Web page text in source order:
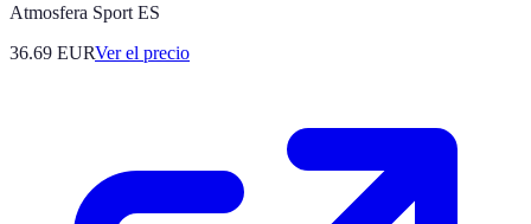
Atmosfera Sport ES
36.69 EURVer el precio